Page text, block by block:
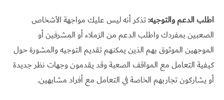
اطلب الدعم والتوجيه:تذكر أنه ليس عليك مواجهة الأشخاص
الصعبين بمفردك واطلب الدعم من الزملاء أو المشرفين أو
الموجهين الموثوق بهم الذين يمكنهم تقديم التوجيه والمشورة حول
كيفية التعامل مع المواقف الصعبة وقد يقدمون وجهات نظر جديدة
أو يشاركون تجاربهم الخاصة في التعامل مع أفراد مشابهين.